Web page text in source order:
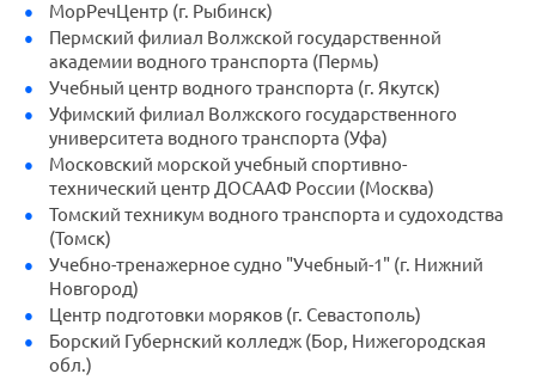
МорРечЦентр (г. Рыбинск)
Пермский филиал Волжской государственной
академии водного транспорта (Пермь)
Учебный центр водного транспорта (г. Якутск)
Уфимский филиал Волжского государственного
университета водного транспорта (Уфа)
Московский морской учебный спортивно-
технический центр ДОСААФ России (Москва)
Томский техникум водного транспорта и судоходства
(Томск)
Учебно-тренажерное судно "Учебный-1" (г. Нижний
Новгород)
Центр подготовки моряков (г. Севастополь)
Борский Губернский колледж (Бор, Нижегородская
обл.)